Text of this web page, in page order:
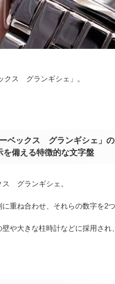
クス グランギシェ」。
ベックス グランギシェ」の
を備える特徴的な文字盤
ス グランギシェ。
重ね合わせ、それらの数字を2
や大きな柱時計などに採用さ